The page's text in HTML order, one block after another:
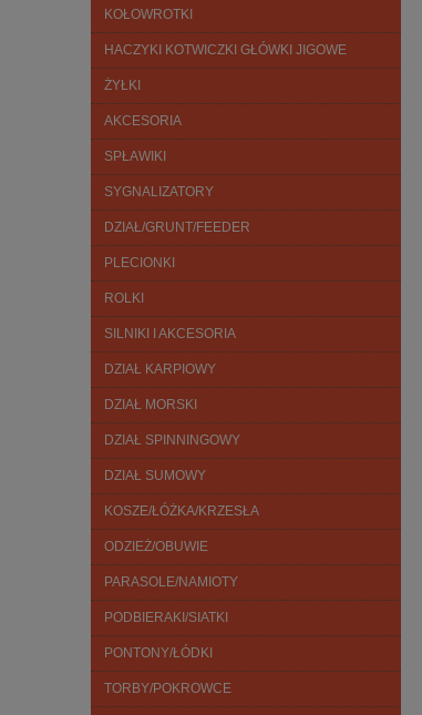
KOŁOWROTKI
HACZYKI KOTWICZKI GŁÓWKI JIGOWE
ŻYŁKI
AKCESORIA
SPŁAWIKI
SYGNALIZATORY
DZIAŁ/GRUNT/FEEDER
PLECIONKI
ROLKI
SILNIKI I AKCESORIA
DZIAŁ KARPIOWY
DZIAŁ MORSKI
DZIAŁ SPINNINGOWY
DZIAŁ SUMOWY
KOSZE/ŁÓŻKA/KRZESŁA
ODZIEŻ/OBUWIE
PARASOLE/NAMIOTY
PODBIERAKI/SIATKI
PONTONY/ŁÓDKI
TORBY/POKROWCE